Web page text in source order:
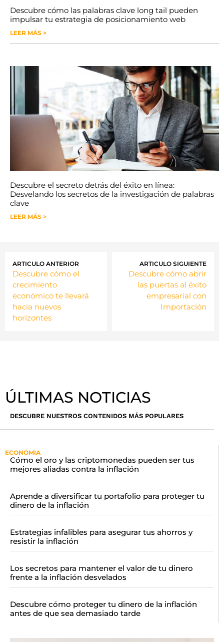
Descubre cómo las palabras clave long tail pueden
impulsar tu estrategia de posicionamiento web
LEER MÁS >
Descubre el secreto detrás del éxito en línea:
Desvelando los secretos de la investigación de palabras
clave
LEER MÁS >
ARTICULO ANTERIOR
Descubre cómo el
crecimiento
económico te llevará
hacia nuevos
horizontes
ARTICULO SIGUIENTE
Descubre cómo abrir
las puertas al éxito
empresarial con
Importación
ÚLTIMAS NOTICIAS
DESCUBRE NUESTROS CONTENIDOS MÁS POPULARES
ECONOMIA
Cómo el oro y las criptomonedas pueden ser tus
mejores aliadas contra la inflación
Aprende a diversificar tu portafolio para proteger tu
dinero de la inflación
Estrategias infalibles para asegurar tus ahorros y
resistir la inflación
Los secretos para mantener el valor de tu dinero
frente a la inflación desvelados
Descubre cómo proteger tu dinero de la inflación
antes de que sea demasiado tarde